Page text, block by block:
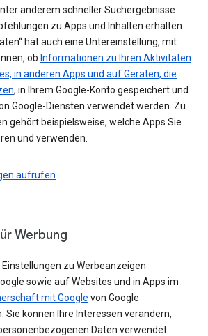
anderem schneller Suchergebnisse
zu Apps und Inhalten erhalten.
hat auch eine Untereinstellung, mit
ob Informationen zu Ihren Aktivitäten
in anderen Apps und auf Geräten, die
, in Ihrem Google-Konto gespeichert und
Google-Diensten verwendet werden. Zu
gehört beispielsweise, welche Apps Sie
und verwenden.
aufrufen
Werbung
Einstellungen zu Werbeanzeigen
sowie auf Websites und in Apps im
mit Google von Google
Sie können Ihre Interessen verändern,
Daten verwendet